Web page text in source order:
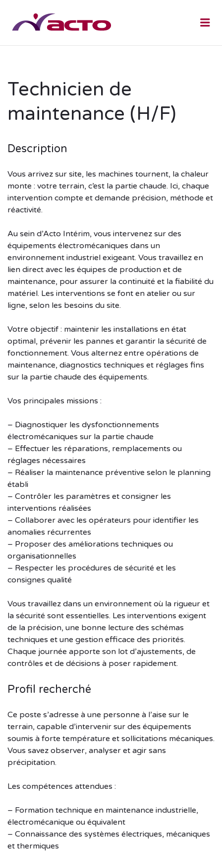
Technicien de
maintenance (H/F)
Description
Vous arrivez sur site, les machines tournent, la chaleur
monte : votre terrain, c’est la partie chaude. Ici, chaque
intervention compte et demande précision, méthode et
réactivité.
Au sein d’Acto Intérim, vous intervenez sur des
équipements électromécaniques dans un
environnement industriel exigeant. Vous travaillez en
lien direct avec les équipes de production et de
maintenance, pour assurer la continuité et la fiabilité du
matériel. Les interventions se font en atelier ou sur
ligne, selon les besoins du site.
Votre objectif : maintenir les installations en état
optimal, prévenir les pannes et garantir la sécurité de
fonctionnement. Vous alternez entre opérations de
maintenance, diagnostics techniques et réglages fins
sur la partie chaude des équipements.
Vos principales missions :
– Diagnostiquer les dysfonctionnements
électromécaniques sur la partie chaude
– Effectuer les réparations, remplacements ou
réglages nécessaires
– Réaliser la maintenance préventive selon le planning
établi
– Contrôler les paramètres et consigner les
interventions réalisées
– Collaborer avec les opérateurs pour identifier les
anomalies récurrentes
– Proposer des améliorations techniques ou
organisationnelles
– Respecter les procédures de sécurité et les
consignes qualité
Vous travaillez dans un environnement où la rigueur et
la sécurité sont essentielles. Les interventions exigent
de la précision, une bonne lecture des schémas
techniques et une gestion efficace des priorités.
Chaque journée apporte son lot d’ajustements, de
contrôles et de décisions à poser rapidement.
Profil recherché
Ce poste s’adresse à une personne à l’aise sur le
terrain, capable d’intervenir sur des équipements
soumis à forte température et sollicitations mécaniques.
Vous savez observer, analyser et agir sans
précipitation.
Les compétences attendues :
– Formation technique en maintenance industrielle,
électromécanique ou équivalent
– Connaissance des systèmes électriques, mécaniques
et thermiques